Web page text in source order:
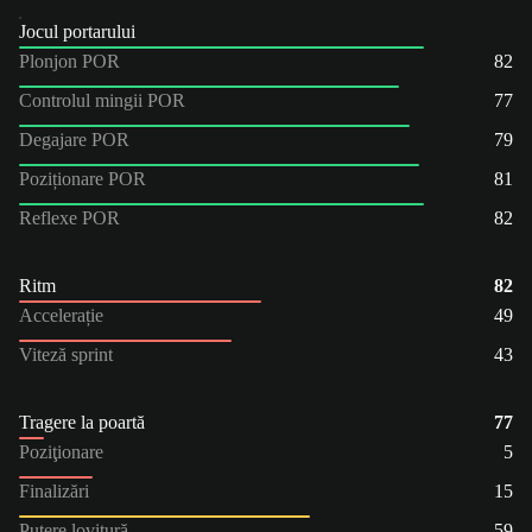
Jocul portarului
Plonjon POR
82
Controlul mingii POR
77
Degajare POR
79
Poziționare POR
81
Reflexe POR
82
Ritm
82
Accelerație
49
Viteză sprint
43
Tragere la poartă
77
Poziţionare
5
Finalizări
15